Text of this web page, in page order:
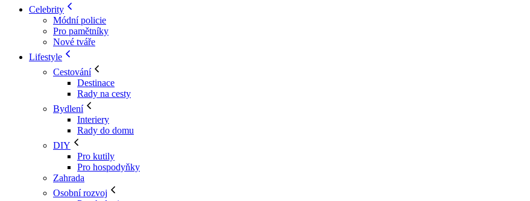
Celebrity
Módní policie
Pro pamětníky
Nové tváře
Lifestyle
Cestování
Destinace
Rady na cesty
Bydlení
Interiery
Rady do domu
DIY
Pro kutily
Pro hospodyňky
Zahrada
Osobní rozvoj